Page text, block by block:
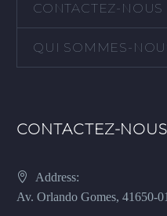
CONTACTEZ-NOUS
QUI SOMMES-
CONTACTEZ-NOUS
Address:
Av. Orlando Gomes, 41650-